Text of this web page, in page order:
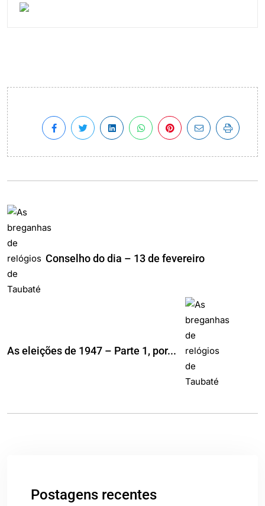
Conselho do dia – 13 de fevereiro
As eleições de 1947 – Parte 1, por...
Postagens recentes